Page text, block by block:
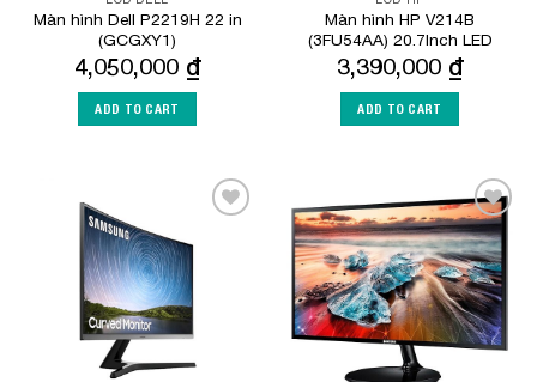
Màn hình Dell P2219H 22 in
(GCGXY1)
4,050,000 ₫
ADD TO CART
Màn hình HP V214B
(3FU54AA) 20.7Inch LED
3,390,000 ₫
ADD TO CART
Wishlist
Add to
Wishlist